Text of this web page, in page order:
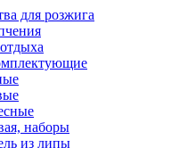
для розжига
наборы
из липы